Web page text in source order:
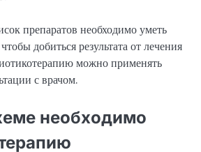
препаратов необходимо уметь
добиться результата от лечения
можно применять
с врачом.
необходимо